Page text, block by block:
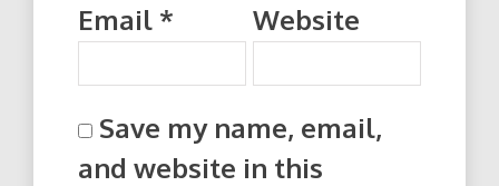
Email * Website
Save my name, email,
and website in this